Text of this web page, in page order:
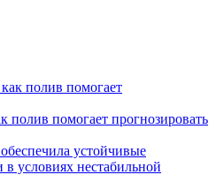
помогает прогнозировать